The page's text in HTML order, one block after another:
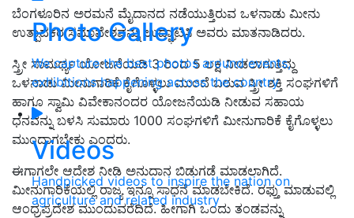
Photo Gallery
We capture the best photos around events,
exhibitions happening across the country
Videos
Handpicked videos to inspire the nation on
agriculture and related industry
ಬೆಂಗಳೂರಿನ ಅರಮನೆ ಮೈದಾನದ ನಡೆಯುತ್ತಿರುವ ಒಳನಾಡು ಮೀನು
ಉತ್ಪಾದಕರ ಸಮಾವೇಶವನ್ನು ಉದ್ಘಾಟಿಸಿ ಅವರು ಮಾತನಾಡಿದರು.
ಸ್ತ್ರೀ ಸಾಮರ್ಥ್ಯ ಯೋಜನೆಯಡಿ 3 ರಿಂದ 5 ಲಕ್ಷ ನೀಡಲಾಗುತ್ತಿದ್ದು
ಒಳನಾಡು ಮೀನುಗಾರಿಕೆ ಕೈಗೊಳ್ಳಲು ಮುಂದೆ ಬರುವ ಸ್ತ್ರೀ ಶಕ್ತಿ ಸಂಘಗಳಿಗೆ
ಹಾಗೂ ಸ್ವಾಮಿ ವಿವೇಕಾನಂದರ ಯೋಜನೆಯಡಿ ನೀಡುವ ಸಹಾಯ
ಧನವನ್ನು ಬಳಸಿ ಸುಮಾರು 1000 ಸಂಘಗಳಿಗೆ ಮೀನುಗಾರಿಕೆ ಕೈಗೊಳ್ಳಲು
ಮುಂದಾಗಬೇಕು ಎಂದರು.
ಈಗಾಗಲೇ ಆದೇಶ ನೀಡಿ ಅನುದಾನ ಬಿಡುಗಡೆ ಮಾಡಲಾಗಿದೆ.
ಮೀನುಗಾರಿಕೆಯಲ್ಲಿ ರಾಜ್ಯ ಇನ್ನೂ ಸಾಧನೆ ಮಾಡಬೇಕಿದೆ. ರಫ್ತು ಮಾಡುವಲ್ಲಿ
ಆಂಧ್ರಪ್ರದೇಶ ಮುಂದುವರೆದಿದೆ. ಹೀಗಾಗಿ ಒಂದು ತಂಡವನ್ನು